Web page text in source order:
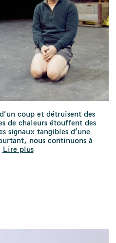
coup et détruisent des
de chaleurs étouffent des
signaux tangibles d’une
nous continuons à
Lire plus